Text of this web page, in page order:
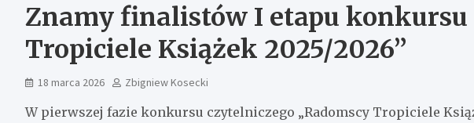
Znamy finalistów I etapu konkursu
Tropiciele Książek 2025/2026”
18 marca 2026 Zbigniew Kosecki
W pierwszej fazie konkursu czytelniczego „Radomscy Tropiciele